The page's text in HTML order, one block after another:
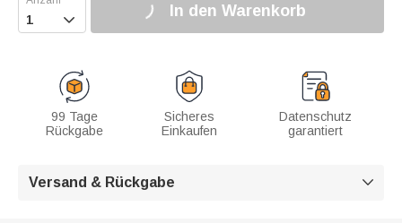
 In den Warenkorb
99 Tage
Rückgabe
Sicheres
Einkaufen
Datenschutz
garantiert
Versand & Rückgabe 